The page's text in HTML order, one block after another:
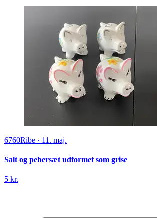
6760Ribe · 11. maj.
Salt og pebersæt udformet som grise
5 kr.